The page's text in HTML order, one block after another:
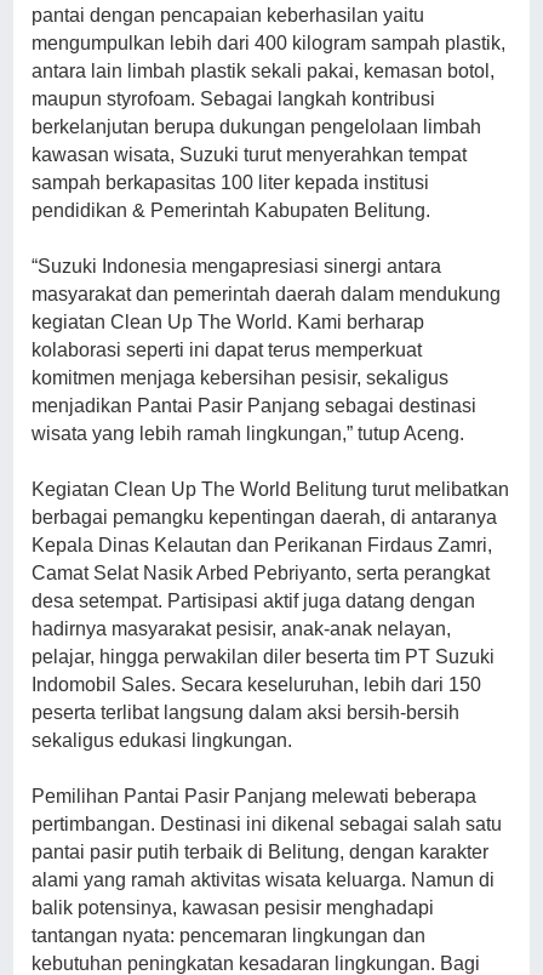
pantai dengan pencapaian keberhasilan yaitu
mengumpulkan lebih dari 400 kilogram sampah plastik,
antara lain limbah plastik sekali pakai, kemasan botol,
maupun styrofoam. Sebagai langkah kontribusi
berkelanjutan berupa dukungan pengelolaan limbah
kawasan wisata, Suzuki turut menyerahkan tempat
sampah berkapasitas 100 liter kepada institusi
pendidikan & Pemerintah Kabupaten Belitung.
“Suzuki Indonesia mengapresiasi sinergi antara
masyarakat dan pemerintah daerah dalam mendukung
kegiatan Clean Up The World. Kami berharap
kolaborasi seperti ini dapat terus memperkuat
komitmen menjaga kebersihan pesisir, sekaligus
menjadikan Pantai Pasir Panjang sebagai destinasi
wisata yang lebih ramah lingkungan,” tutup Aceng.
Kegiatan Clean Up The World Belitung turut melibatkan
berbagai pemangku kepentingan daerah, di antaranya
Kepala Dinas Kelautan dan Perikanan Firdaus Zamri,
Camat Selat Nasik Arbed Pebriyanto, serta perangkat
desa setempat. Partisipasi aktif juga datang dengan
hadirnya masyarakat pesisir, anak-anak nelayan,
pelajar, hingga perwakilan diler beserta tim PT Suzuki
Indomobil Sales. Secara keseluruhan, lebih dari 150
peserta terlibat langsung dalam aksi bersih-bersih
sekaligus edukasi lingkungan.
Pemilihan Pantai Pasir Panjang melewati beberapa
pertimbangan. Destinasi ini dikenal sebagai salah satu
pantai pasir putih terbaik di Belitung, dengan karakter
alami yang ramah aktivitas wisata keluarga. Namun di
balik potensinya, kawasan pesisir menghadapi
tantangan nyata: pencemaran lingkungan dan
kebutuhan peningkatan kesadaran lingkungan. Bagi